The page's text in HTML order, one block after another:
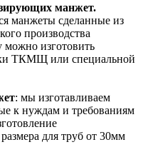
манжет.
манжеты сделанные из
производства
изготовить
ТКМЩ или специальной
: мы изготавливаем
к нуждам и требованиям
для труб от 30мм